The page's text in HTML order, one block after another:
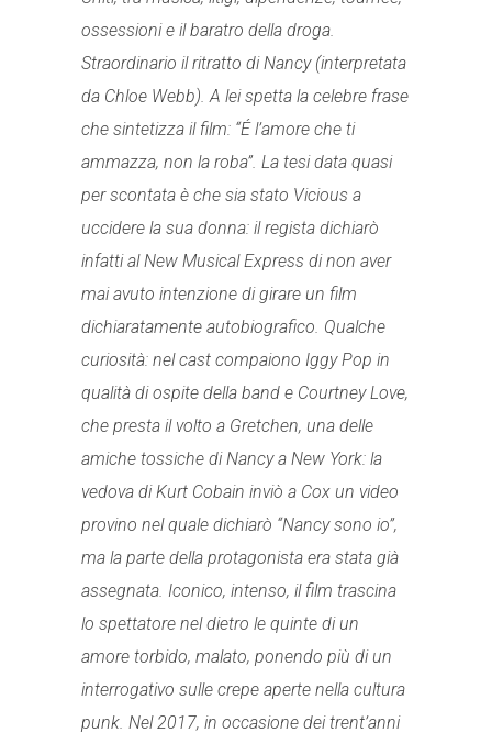
ossessioni e il baratro della droga.
Straordinario il ritratto di Nancy (interpretata
da Chloe Webb). A lei spetta la celebre frase
che sintetizza il film: “É l’amore che ti
ammazza, non la roba”. La tesi data quasi
per scontata è che sia stato Vicious a
uccidere la sua donna: il regista dichiarò
infatti al New Musical Express di non aver
mai avuto intenzione di girare un film
dichiaratamente autobiografico. Qualche
curiosità: nel cast compaiono Iggy Pop in
qualità di ospite della band e Courtney Love,
che presta il volto a Gretchen, una delle
amiche tossiche di Nancy a New York: la
vedova di Kurt Cobain inviò a Cox un video
provino nel quale dichiarò “Nancy sono io”,
ma la parte della protagonista era stata già
assegnata. Iconico, intenso, il film trascina
lo spettatore nel dietro le quinte di un
amore torbido, malato, ponendo più di un
interrogativo sulle crepe aperte nella cultura
punk. Nel 2017, in occasione dei trent’anni